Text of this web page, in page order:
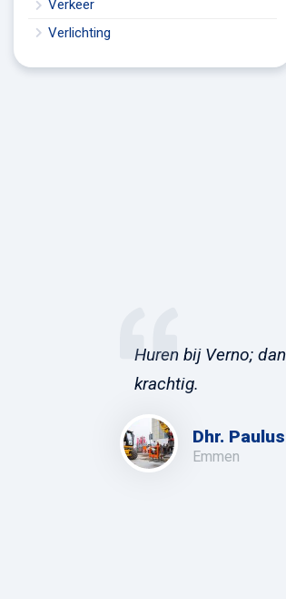
Verkeer
Verlichting
Huren bij Verno;
krachtig.
Dhr.
Emmen